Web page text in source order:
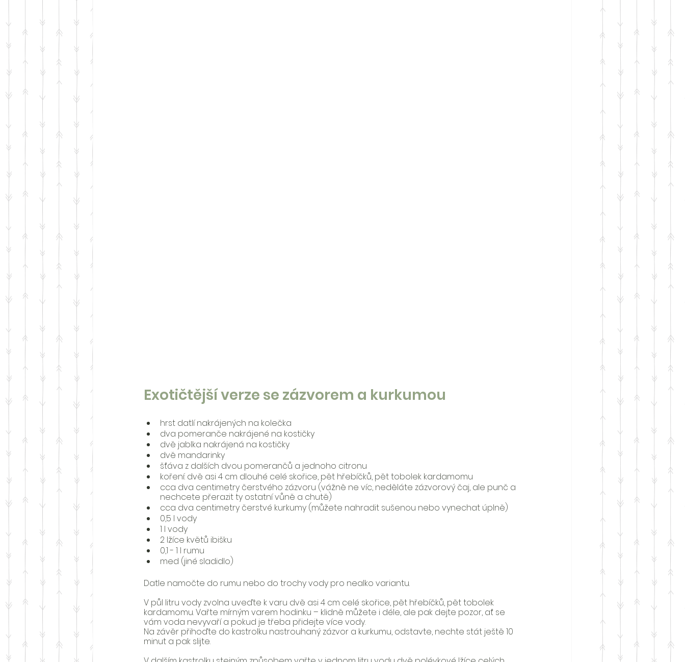
Exotičtější verze se zázvorem a kurkumou
hrst datlí nakrájených na kolečka
dva pomeranče nakrájené na kostičky
dvě jablka nakrájená na kostičky
dvě mandarinky
šťáva z dalších dvou pomerančů a jednoho citronu
koření: dvě asi 4 cm dlouhé celé skořice, pět hřebíčků, pět tobolek kardamomu
cca dva centimetry čerstvého zázvoru (vážně ne víc, neděláte zázvorový čaj, ale punč a
nechcete přerazit ty ostatní vůně a chutě)
cca dva centimetry čerstvé kurkumy (můžete nahradit sušenou nebo vynechat úplně)
0,5 l vody
1 l vody
2 lžíce květů ibišku
0,1 - 1 l rumu
med (jiné sladidlo)
Datle namočte do rumu nebo do trochy vody pro nealko variantu.
V půl litru vody zvolna uveďte k varu dvě asi 4 cm celé skořice, pět hřebíčků, pět tobolek
kardamomu. Vařte mírným varem hodinku – klidně můžete i déle, ale pak dejte pozor, ať se
vám voda nevyvaří a pokud je třeba přidejte více vody.
Na závěr přihoďte do kastrolku nastrouhaný zázvor a kurkumu, odstavte, nechte stát ještě 10
minut a pak slijte.